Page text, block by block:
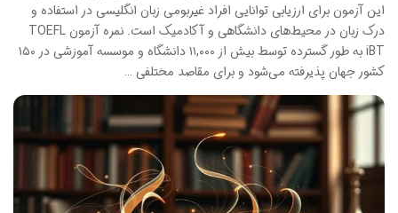
این آزمون برای ارزیابی توانایی افراد غیربومی زبان انگلیسی در استفاده و
درک زبان در محیط‌های دانشگاهی و آکادمیک است. نمره آزمون TOEFL
iBT به طور گسترده توسط بیش از ۱۱,۰۰۰ دانشگاه و موسسه آموزشی در ۱۵۰
کشور جهان پذیرفته می‌شود و برای مقاصد مختلفی …